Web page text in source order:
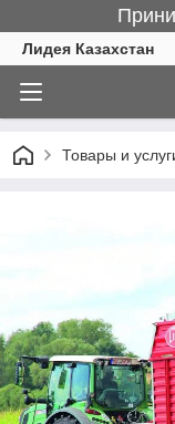
Лидея Казахстан
Товары и